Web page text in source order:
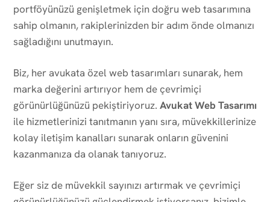
portföyünüzü genişletmek için doğru web tasarımına
sahip olmanın, rakiplerinizden bir adım önde olmanızı
sağladığını unutmayın.
Biz, her avukata özel web tasarımları sunarak, hem
marka değerini artırıyor hem de çevrimiçi
görünürlüğünüzü pekiştiriyoruz. Avukat Web Tasarımı
ile hizmetlerinizi tanıtmanın yanı sıra, müvekkillerinize
kolay iletişim kanalları sunarak onların güvenini
kazanmanıza da olanak tanıyoruz.
Eğer siz de müvekkil sayınızı artırmak ve çevrimiçi